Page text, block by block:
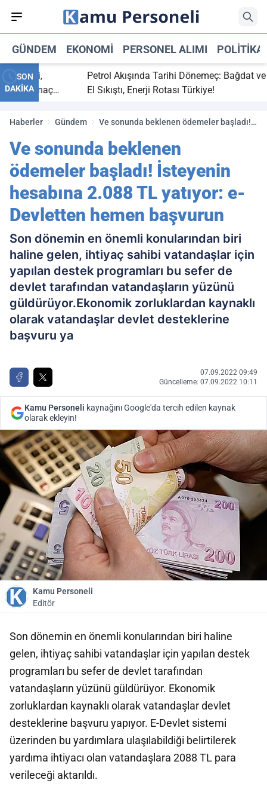
GÜNDEM EKONOMI PERSONEL ALIMI POLITIKA
SON
DAKİKA
bitti,
maç
Petrol Akışında Tarihi Dönemeç: Bağdat ve
El Sıkıştı, Enerji Rotası Türkiye!
Haberler Gündem
Ve sonunda beklenen ödemeler başladı!
Devletten hemen başvurun
Ve sonunda beklenen
ödemeler başladı! İsteyenin
hesabına 2.088 TL yatıyor: e-
Devletten hemen başvurun
Son dönemin en önemli konularından biri
haline gelen, ihtiyaç sahibi vatandaşlar için
yapılan destek programları bu sefer de
devlet tarafından vatandaşların yüzünü
güldürüyor.Ekonomik zorluklardan kaynaklı
olarak vatandaşlar devlet desteklerine
başvuru ya
07.09.2022 09:49
Güncelleme: 07.09.2022 10:11
Kamu Personeli kaynağını Google'da tercih edilen kaynak
olarak ekleyin!
Kamu Personeli
Editör
Son dönemin en önemli konularından biri haline
gelen, ihtiyaç sahibi vatandaşlar için yapılan destek
programları bu sefer de devlet tarafından
vatandaşların yüzünü güldürüyor. Ekonomik
zorluklardan kaynaklı olarak vatandaşlar devlet
desteklerine başvuru yapıyor. E-Devlet sistemi
üzerinden bu yardımlara ulaşılabildiği belirtilerek
yardıma ihtiyacı olan vatandaşlara 2088 TL para
verileceği aktarıldı.